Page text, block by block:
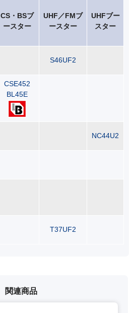
CS・BSブ
ースター
UHF／FMブ
ースター
UHFブー
スター
S46UF2
CSE452
BL45E
NC44U2
T37UF2
関連商品